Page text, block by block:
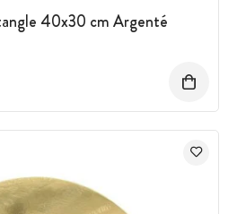
40x30 cm Argenté